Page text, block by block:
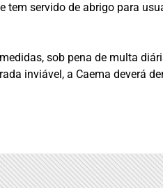
servido de abrigo para
sob pena de multa
inviável, a Caema deverá